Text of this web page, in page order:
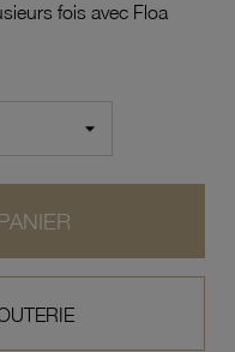
fois avec Floa